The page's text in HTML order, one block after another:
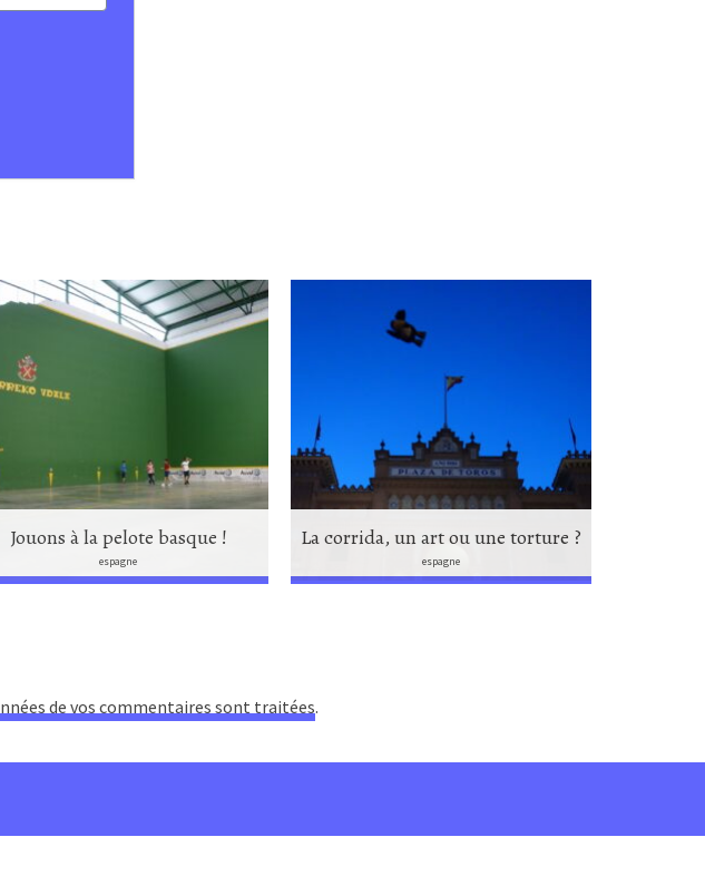
Jouons à la pelote basque !
espagne
La corrida, un art ou une torture ?
espagne
de vos commentaires sont traitées.